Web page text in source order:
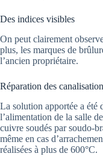
Des indices visibles
On peut clairement
plus, les marques de
l’ancien propriétaire.
Réparation des
La solution apportée a été
l’alimentation de la salle
cuivre soudés par soudo-
même en cas
réalisées à plus de 600°C.